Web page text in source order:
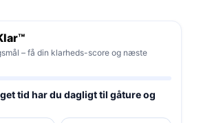
– få din klarheds-score og næste
tid har du dagligt til gåture og